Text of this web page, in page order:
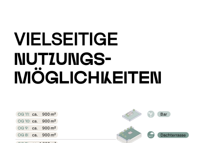
VIELSEITIGE
Nutzungs-
Möglichkeiten